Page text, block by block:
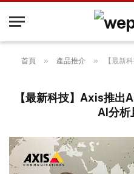
首頁 » 產品推介 » 【最新科
【最新科技】Axis推
AI分析